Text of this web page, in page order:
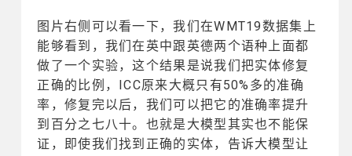
图片右侧可以看一下，我们在WMT19数据集上
能够看到，我们在英中跟英德两个语种上面都
做了一个实验，这个结果是说我们把实体修复
正确的比例，ICC原来大概只有50%多的准确
率，修复完以后，我们可以把它的准确率提升
到百分之七八十。也就是大模型其实也不能保
证，即使我们找到正确的实体，告诉大模型让